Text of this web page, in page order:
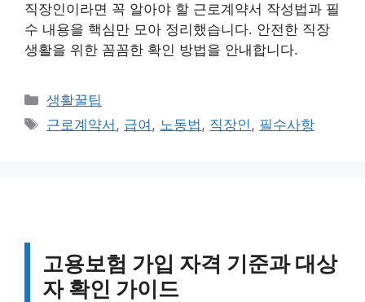
직장인이라면 꼭 알아야 할 근로계약서 작성법과 필
수 내용을 핵심만 모아 정리했습니다. 안전한 직장
생활을 위한 꼼꼼한 확인 방법을 안내합니다.
카
테
생활꿀팁
태
근로계약서 , 급여 , 노동법, 직장인, 필수사항
고용보험 가입 자격 기준과 대상
자 확인 가이드